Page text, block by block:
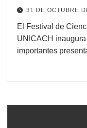
31 DE OCTUBRE
El Festival de
UNICACH
importantes